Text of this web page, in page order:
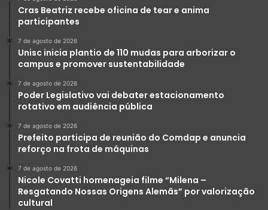
Cras Beatriz recebe oficina de tear e anima
participantes
7 de agosto de 2026
Unisc inicia plantio de 110 mudas para arborizar o
campus e promover sustentabilidade
7 de agosto de 2026
Poder Legislativo vai debater estacionamento
rotativo em audiência pública
7 de agosto de 2026
Prefeito participa de reunião do Comdap e anuncia
reforço na frota de máquinas
7 de agosto de 2026
Nicole Covatti homenageia filme “Milena –
Resgatando Nossas Origens Alemãs” por valorização
cultural